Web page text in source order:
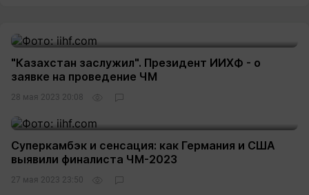
"Казахстан заслужил". Президент ИИХФ - о
заявке на проведение ЧМ
28 мая 2023 20:08
Суперкамбэк и сенсация: как Германия и США
выявили финалиста ЧМ-2023
27 мая 2023 23:50